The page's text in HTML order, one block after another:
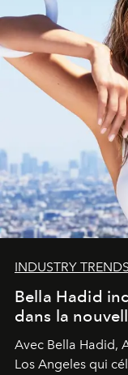
INDUSTRY TRENDS
Bella Hadid
dans la
Avec Bella Hadid,
Los Angeles qui